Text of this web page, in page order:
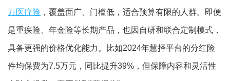
万医疗险 ，覆盖面广、门槛低，适合预算有限的人群。即便
是重疾险、年金险等长期产品，也因自研和联合定制模式，
具备更强的价格优化能力。比如2024年慧择平台的分红险
件均保费为7.5万元，同比提升39%，但保障内容和灵活性